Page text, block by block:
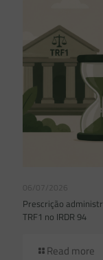
06/07/2026
Prescrição
TRF1 no IRDR 94
Read more